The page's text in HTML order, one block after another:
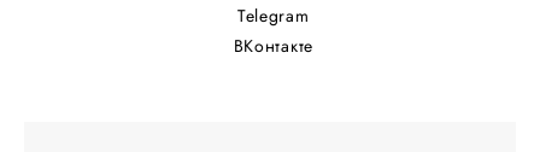
Telegram
ВКонтакте